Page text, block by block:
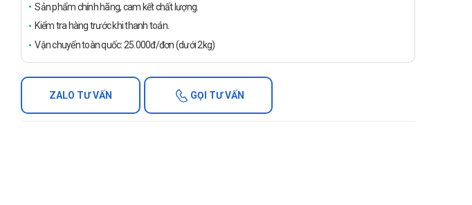
Sản phẩm chính hãng, cam kết chất lượng.
Kiểm tra hàng trước khi thanh toán.
Vận chuyển toàn quốc: 25.000đ/đơn (dưới 2kg)
ZALO TƯ VẤN GỌI TƯ VẤN